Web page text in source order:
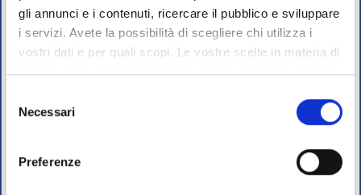
gli annunci e i contenuti, ricercare il pubblico e sviluppare
i servizi. Avete la possibilità di scegliere chi utilizza i
vostri dati e per quali scopi. Le vostre scelte in materia di
privacy sono applicabili solo su questa proprietà digitale
modificare o revocare il proprio consenso in qualsiasi
momento dalla Dichiarazione sui cookie o facendo clic
delNecessari
Preferenze
prezzi e schede tecniche
OFFERTE PROMO
Scopri le migliori offerte del momento su molti dei